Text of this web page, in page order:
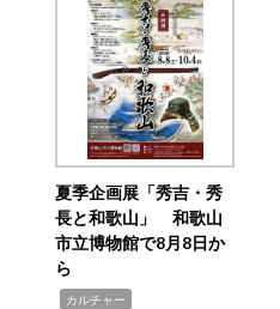
夏季企画展「秀吉・秀
長と和歌山」 和歌山
市立博物館で8月8日か
ら
カルチャー